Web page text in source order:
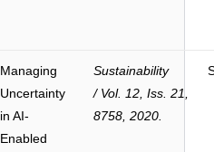
Managing
Uncertainty
in AI-
Enabled
Sustainability
/ Vol. 12, Iss. 21,
8758, 2020.